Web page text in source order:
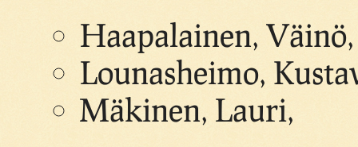
Haapalainen,
Lounasheimo,
Mäkinen, Lauri,